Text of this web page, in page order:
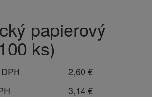
papierový
ks)
2,60 €
3,14 €